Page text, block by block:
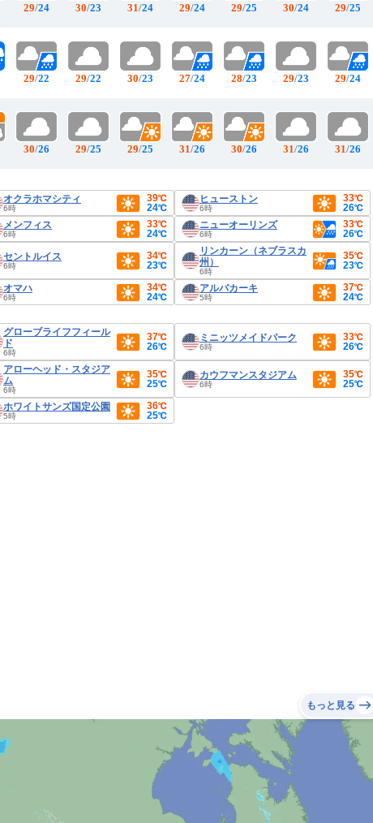
29/24
29/22
30/26
30/23
29/22
29/25
31/24
30/23
29/25
29/24
27/24
31/26
29/25
28/23
30/26
30/24
29/23
31/26
29/25
29/24
31/26
オクラホマシティ
6時
39℃
24℃
ヒューストン
6時
33℃
26℃
メンフィス
6時
33℃
24℃
ニューオーリンズ
6時
33℃
26℃
セントルイス
6時
34℃
23℃
リンカーン（ネブラスカ
州）
6時
35℃
23℃
オマハ
6時
34℃
24℃
アルバカーキ
5時
37℃
24℃
グローブライフフィール
ド
6時
37℃
26℃
ミニッツメイドパーク
6時
33℃
26℃
アローヘッド・スタジア
ム
6時
35℃
25℃
カウフマンスタジアム
6時
35℃
25℃
ホワイトサンズ国定公園
5時
36℃
25℃
もっと見る